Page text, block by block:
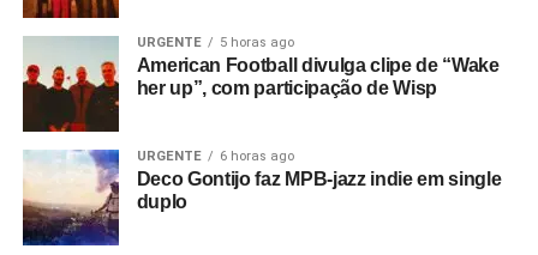
URGENTE 5 horas ago
American Football divulga clipe de “Wake
her up”, com participação de Wisp
URGENTE 6 horas ago
Deco Gontijo faz MPB-jazz indie em single
duplo